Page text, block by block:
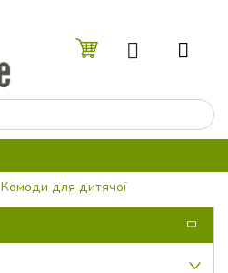
Комоди для дитячої